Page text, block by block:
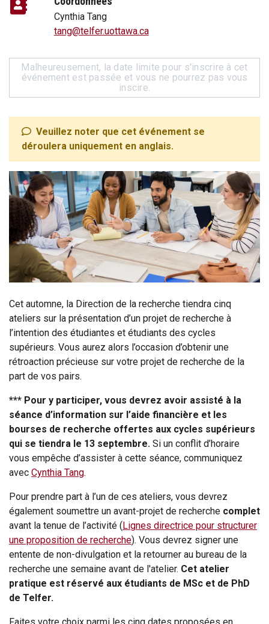
Cynthia Tang
tang@telfer.uottawa.ca
Malheureusement, la date limite pour s'inscrire à cet
événement est passée et vous ne pourrez pas vous
inscire.
Veuillez noter que cet événement se
déroulera uniquement en anglais.
Cet automne, la Direction de la recherche tiendra cinq
ateliers sur la présentation d’un projet de recherche à
l’intention des étudiantes et étudiants des cycles
supérieurs. Vous aurez alors l’occasion d’obtenir une
rétroaction précieuse sur votre projet de recherche de la
part de vos pairs.
*** Pour y participer, vous devrez avoir assisté à la
séance d’information sur l’aide financière et les
bourses de recherche offertes aux cycles supérieurs
qui se tiendra le 13 septembre. Si un conflit d’horaire
vous empêche d’assister à cette séance, communiquez
avec Cynthia Tang.
Pour prendre part à l’un de ces ateliers, vous devrez
également soumettre un avant-projet de recherche complet
avant la tenue de l’activité ( Lignes directrice pour structurer
une proposition de recherche). Vous devrez signer une
entente de non-divulgation et la retourner au bureau de la
recherche une semaine avant de l'atelier. Cet atelier
pratique est réservé aux étudiants de MSc et de PhD
de Telfer.